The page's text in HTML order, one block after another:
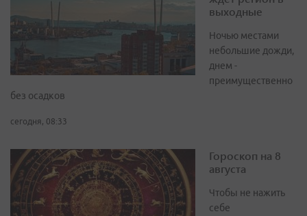
выходные
Ночью местами
небольшие дожди,
днем -
преимущественно
без осадков
сегодня, 08:33
Гороскоп на 8
августа
Чтобы не нажить
себе